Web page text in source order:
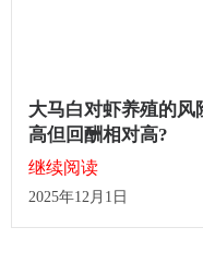
大马白对虾养殖的风
高但回酬相对高?
继续阅读
2025年12月1日